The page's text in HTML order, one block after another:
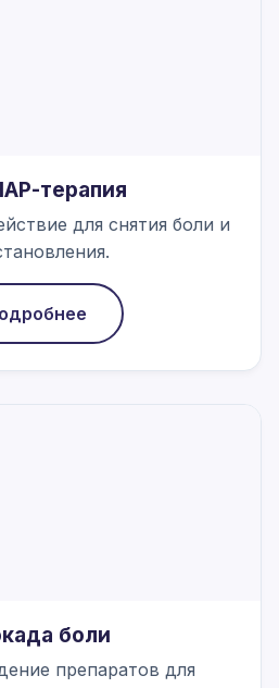
терапия
для снятия боли и
боли
препаратов для